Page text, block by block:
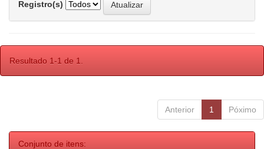
Registro(s)
Resultado 1-1 de 1.
Anterior 1 Póximo
Conjunto de itens: